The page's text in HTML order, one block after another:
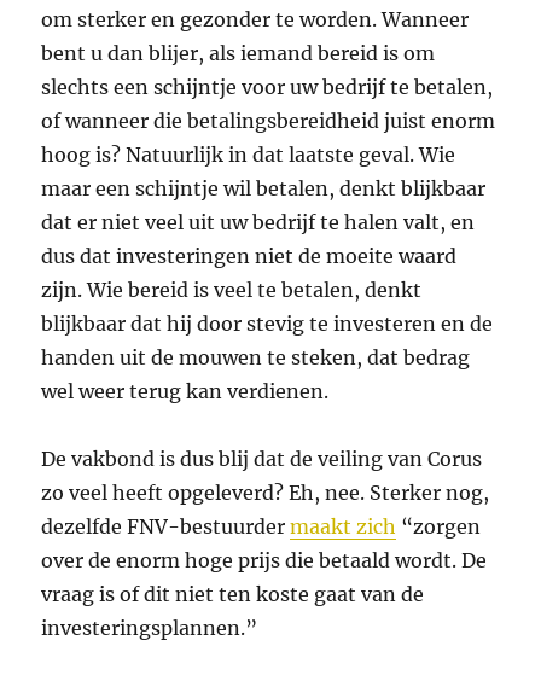
om sterker en gezonder te worden. Wanneer
bent u dan blijer, als iemand bereid is om
slechts een schijntje voor uw bedrijf te betalen,
of wanneer die betalingsbereidheid juist enorm
hoog is? Natuurlijk in dat laatste geval. Wie
maar een schijntje wil betalen, denkt blijkbaar
dat er niet veel uit uw bedrijf te halen valt, en
dus dat investeringen niet de moeite waard
zijn. Wie bereid is veel te betalen, denkt
blijkbaar dat hij door stevig te investeren en de
handen uit de mouwen te steken, dat bedrag
wel weer terug kan verdienen.
De vakbond is dus blij dat de veiling van Corus
zo veel heeft opgeleverd? Eh, nee. Sterker nog,
dezelfde FNV-bestuurdermaakt zich “zorgen
over de enorm hoge prijs die betaald wordt. De
vraag is of dit niet ten koste gaat van de
investeringsplannen.”